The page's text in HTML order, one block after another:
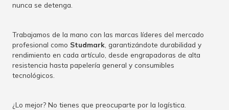
nunca se detenga.
Trabajamos de la mano con las marcas líderes del mercado
profesional como Studmark , garantizándote durabilidad y
rendimiento en cada artículo, desde engrapadoras de alta
resistencia hasta papelería general y consumibles
tecnológicos.
¿Lo mejor? No tienes que preocuparte por la logística.